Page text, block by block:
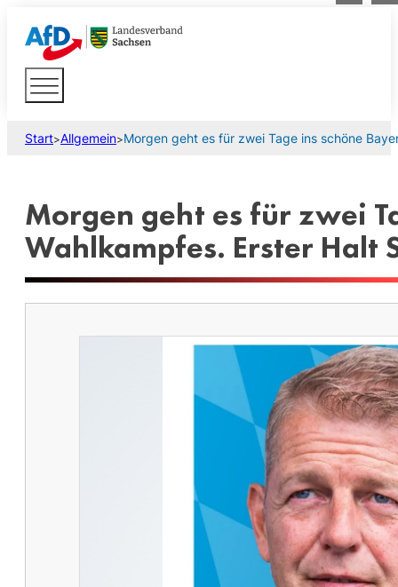
Start>Allgemein>Morgen geht es für zwei Tage ins schöne
Morgen geht es für zwei
Wahlkampfes. Erster Halt